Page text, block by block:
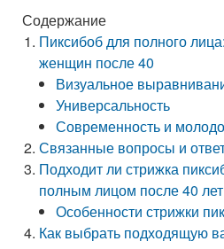
Содержание
Пиксибоб для полного
женщин после 40
Визуальное
Универсальность
Современность и
Связанные вопросы и
Подходит ли стрижка
полным лицом после 40 лет
Особенности стрижки
Как выбрать подходящую